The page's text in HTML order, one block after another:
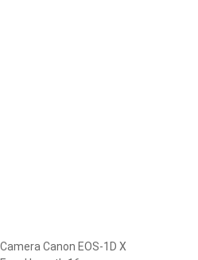
Camera Canon EOS-1D X